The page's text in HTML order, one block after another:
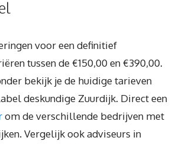
voor een definitief
tussen de €150,00 en €390,00.
bekijk je de huidige tarieven
deskundige Zuurdijk. Direct een
om de verschillende bedrijven met
Vergelijk ook adviseurs in